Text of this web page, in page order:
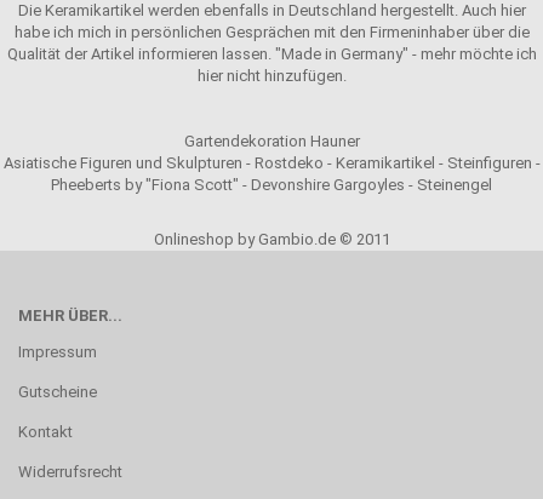
Die Keramikartikel werden ebenfalls in Deutschland hergestellt. Auch hier
habe ich mich in persönlichen Gesprächen mit den Firmeninhaber über die
Qualität der Artikel informieren lassen. "Made in Germany" - mehr möchte ich
hier nicht hinzufügen.
Gartendekoration Hauner
Asiatische Figuren und Skulpturen - Rostdeko - Keramikartikel - Steinfiguren -
Pheeberts by "Fiona Scott" - Devonshire Gargoyles - Steinengel
Onlineshop by Gambio.de © 2011
MEHR ÜBER...
Impressum
Gutscheine
Kontakt
Widerrufsrecht